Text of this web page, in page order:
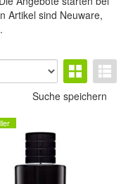
Artikel sind Neuware,
Suche speichern